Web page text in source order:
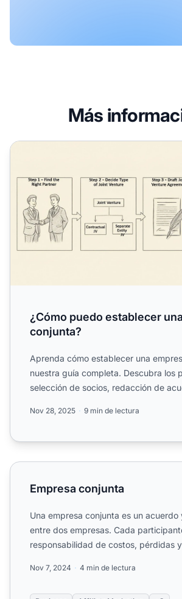
Más
¿Cómo puedo establecer una
¿Cómo puedo establecer
conjunta?
Aprenda cómo establecer una
nuestra guía completa. Descubra los
selección de socios, redacción de
Nov 28, 2025 9 min de lectura
Empresa conjunta
Empresa conjunta
Una empresa conjunta es un
entre dos empresas. Cada
responsabilidad de costos, pérdidas
Nov 7, 2024 4 min de lectura